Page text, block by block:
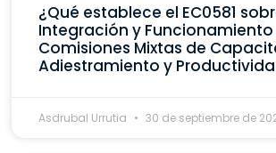
¿Qué establece el EC0581
Integración y Funcionamiento
Comisiones Mixtas de
Adiestramiento y
Asdrubal Urrutia 30 de septiembre de